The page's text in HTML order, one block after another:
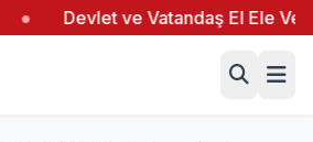
Devlet ve Vatandaş El Ele Verdi